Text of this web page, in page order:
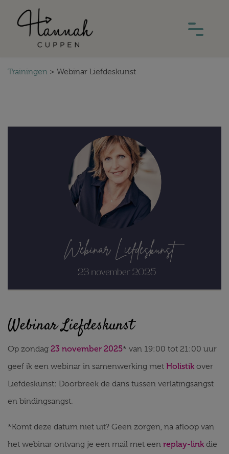
Trainingen > Webinar Liefdeskunst
Webinar Liefdeskunst
Op zondag 23 november 2025* van 19:00 tot 21:00 uur
geef ik een webinar in samenwerking met Holistik over
Liefdeskunst: Doorbreek de dans tussen verlatingsangst
en bindingsangst.
*Komt deze datum niet uit? Geen zorgen, na afloop van
het webinar ontvang je een mail met een replay-link die